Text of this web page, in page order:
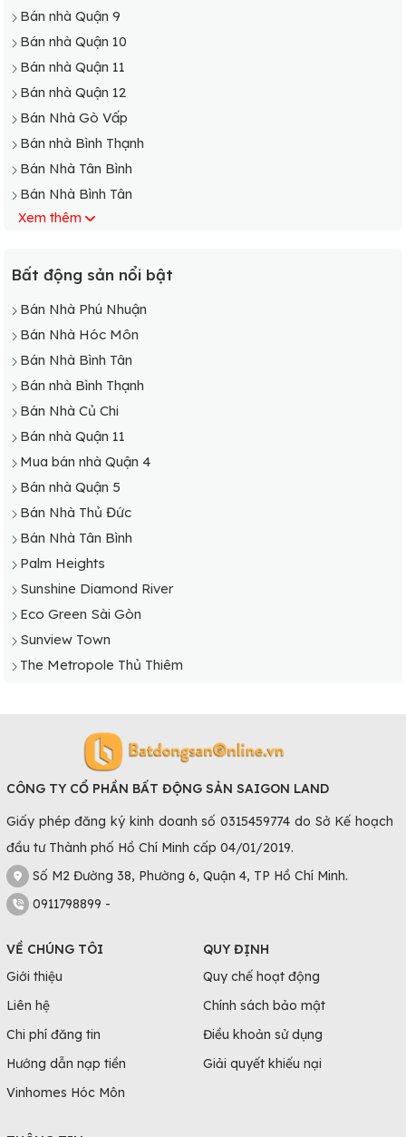
Bán nhà Quận 9
Bán nhà Quận 10
Bán nhà Quận 11
Bán nhà Quận 12
Bán Nhà Gò Vấp
Bán nhà Bình Thạnh
Bán Nhà Tân Bình
Bán Nhà Bình Tân
Bán Nhà Phú Nhuận
Bán Nhà Cần Giờ
Bán Nhà Hóc Môn
Bán Nhà Tân Phú
Xem thêm
Bất động sản nổi bật
Bán Nhà Phú Nhuận
Bán Nhà Hóc Môn
Bán Nhà Bình Tân
Bán nhà Bình Thạnh
Bán Nhà Củ Chi
Bán nhà Quận 11
Mua bán nhà Quận 4
Bán nhà Quận 5
Bán Nhà Thủ Đức
Bán Nhà Tân Bình
Palm Heights
Sunshine Diamond River
Eco Green Sài Gòn
Sunview Town
The Metropole Thủ Thiêm
CÔNG TY CỔ PHẦN BẤT ĐỘNG SẢN SAIGON LAND
Giấy phép đăng ký kinh doanh số 0315459774 do Sở Kế hoạch
đầu tư Thành phố Hồ Chí Minh cấp 04/01/2019.
Số M2 Đường 38, Phường 6, Quận 4, TP Hồ Chí Minh.
0911798899 -
VỀ CHÚNG TÔI
Giới thiệu
Liên hệ
Chi phí đăng tin
Hướng dẫn nạp tiền
Vinhomes Hóc Môn
QUY ĐỊNH
Quy chế hoạt động
Chính sách bảo mật
Điều khoản sử dụng
Giải quyết khiếu nại